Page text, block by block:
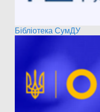
Бібліотека СумДУ